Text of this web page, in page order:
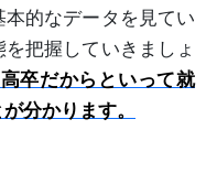
的なデータを見てい
把握していきましょ
卒だからといって就
分かります。